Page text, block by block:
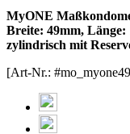
MyONE
Breite: 49mm,
zylindrisch mit
[Art-Nr.: